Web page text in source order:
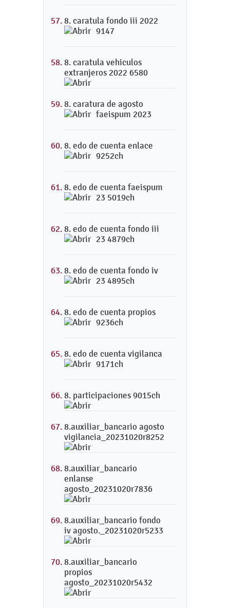
8. caratula fondo iii 2022
9147
8. caratula vehiculos
extranjeros 2022 6580
8. caratura de agosto
faeispum 2023
8. edo de cuenta enlace
9252ch
8. edo de cuenta faeispum
23 5019ch
8. edo de cuenta fondo iii
23 4879ch
8. edo de cuenta fondo iv
23 4895ch
8. edo de cuenta propios
9236ch
8. edo de cuenta vigilanca
9171ch
8. participaciones 9015ch
8.auxiliar_bancario agosto
vigilancia_20231020r8252
8.auxiliar_bancario
enlanse
agosto_20231020r7836
8.auxiliar_bancario fondo
iv agosto._20231020r5233
8.auxiliar_bancario
propios
agosto_20231020r5432